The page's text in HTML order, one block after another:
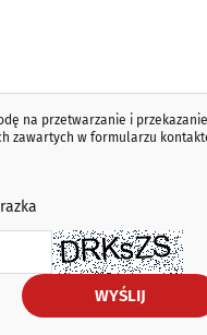
na przetwarzanie i
zawartych w formularzu
WYŚLIJ